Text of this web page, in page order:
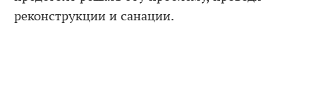
реконструкции и санации.